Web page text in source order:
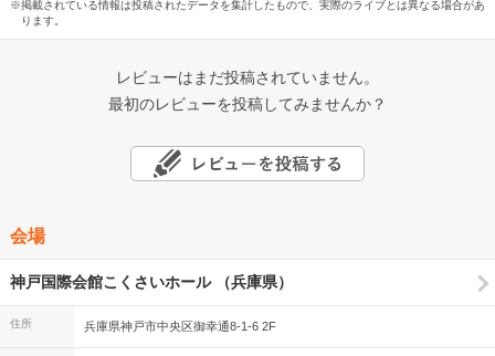
※掲載されている情報は投稿されたデータを集計したもので、実際のライブとは異なる場合があ
ります。
レビューはまだ投稿されていません。
最初のレビューを投稿してみませんか？
会場
神戸国際会館こくさいホール （兵庫県）
住所 兵庫県神戸市中央区御幸通8-1-6 2F